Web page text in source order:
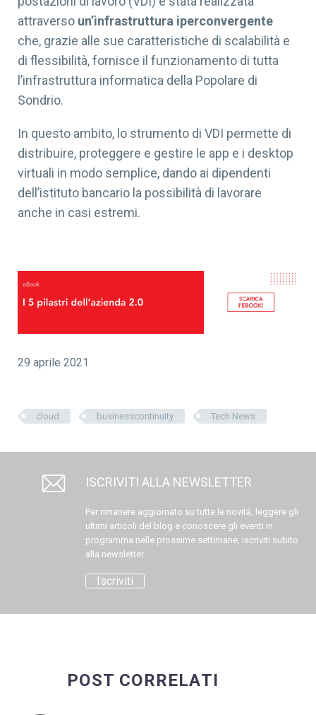
attraverso un’infrastruttura iperconvergente
che, grazie alle sue caratteristiche di scalabilità e
di flessibilità, fornisce il funzionamento di tutta
l’infrastruttura informatica della Popolare di
Sondrio.
In questo ambito, lo strumento di VDI permette di
distribuire, proteggere e gestire le app e i desktop
virtuali in modo semplice, dando ai dipendenti
dell’istituto bancario la possibilità di lavorare
anche in casi estremi.
29 aprile 2021
cloud businesscontinuity Tech News
ISCRIVITI ALLA NEWSLETTER
Per rimanere aggiornato su tutte le novità, leggere gli
ultimi articoli del blog e conoscere gli eventi in
programma nelle prossime settimane, iscriviti subito
alla newsletter
Iscriviti
POST CORRELATI